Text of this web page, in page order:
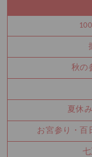
秋の
夏休
お宮参り・百